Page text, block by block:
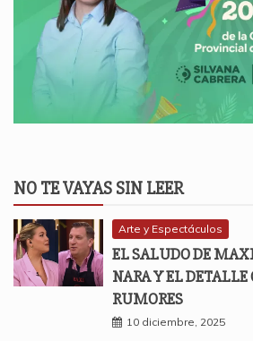
NO TE VAYAS SIN LEER
Arte y Espectáculos
EL SALUDO DE
NARA Y EL DETALLE
RUMORES
10 diciembre, 2025